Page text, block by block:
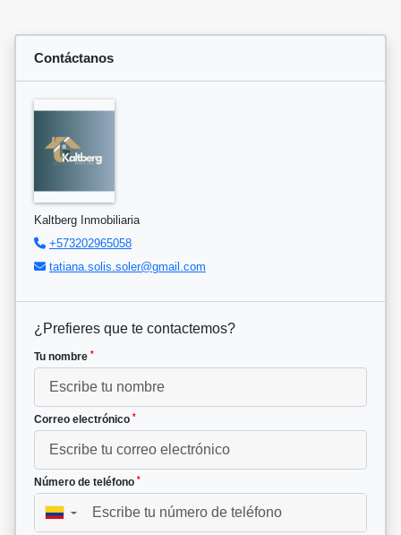
Contáctanos
Kaltberg Inmobiliaria
+573202965058
tatiana.solis.soler@gmail.com
¿Prefieres que te contactemos?
Tu nombre *
Correo electrónico *
Número de teléfono *
▼